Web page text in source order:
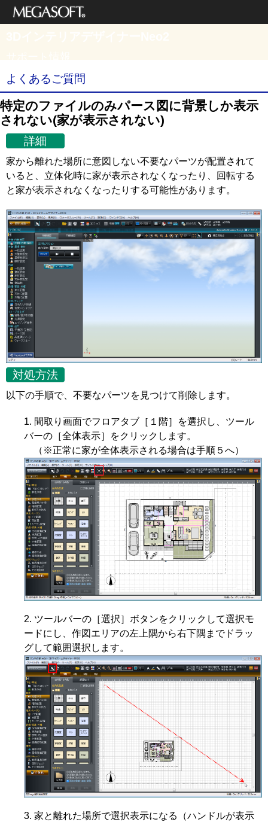
よくあるご質問
特定のファイルのみパース図に背景しか表示
されない(家が表示されない)
詳細
家から離れた場所に意図しない不要なパーツが配置されて
いると、立体化時に家が表示されなくなったり、回転する
と家が表示されなくなったりする可能性があります。
対処方法
以下の手順で、不要なパーツを見つけて削除します。
間取り画面でフロアタブ［１階］を選択し、ツール
バーの［全体表示］をクリックします。
（※正常に家が全体表示される場合は手順５へ）
ツールバーの［選択］ボタンをクリックして選択モ
ードにし、作図エリアの左上隅から右下隅までドラッ
グして範囲選択します。
家と離れた場所で選択表示になる（ハンドルが表示